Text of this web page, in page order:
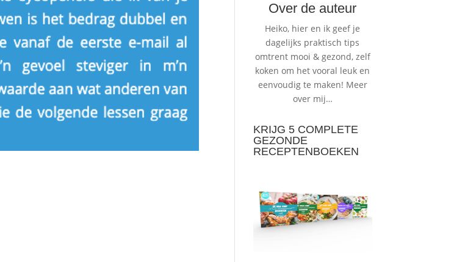
Over de auteur
Heiko, hier en ik geef je
dagelijks praktisch tips
omtrent mooi & gezond, zelf
koken om het vooral leuk en
eenvoudig te maken! Meer
over mij…
KRIJG 5 COMPLETE
GEZONDE
RECEPTENBOEKEN